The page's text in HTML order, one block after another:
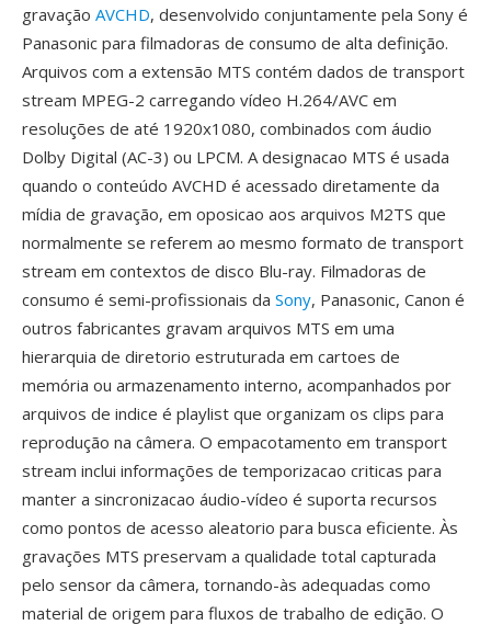
gravação AVCHD, desenvolvido conjuntamente pela Sony é
Panasonic para filmadoras de consumo de alta definição.
Arquivos com a extensão MTS contém dados de transport
stream MPEG-2 carregando vídeo H.264/AVC em
resoluções de até 1920x1080, combinados com áudio
Dolby Digital (AC-3) ou LPCM. A designacao MTS é usada
quando o conteúdo AVCHD é acessado diretamente da
mídia de gravação, em oposicao aos arquivos M2TS que
normalmente se referem ao mesmo formato de transport
stream em contextos de disco Blu-ray. Filmadoras de
consumo é semi-profissionais da Sony, Panasonic, Canon é
outros fabricantes gravam arquivos MTS em uma
hierarquia de diretorio estruturada em cartoes de
memória ou armazenamento interno, acompanhados por
arquivos de indice é playlist que organizam os clips para
reprodução na câmera. O empacotamento em transport
stream inclui informações de temporizacao criticas para
manter a sincronizacao áudio-vídeo é suporta recursos
como pontos de acesso aleatorio para busca eficiente. Às
gravações MTS preservam a qualidade total capturada
pelo sensor da câmera, tornando-às adequadas como
material de origem para fluxos de trabalho de edição. O